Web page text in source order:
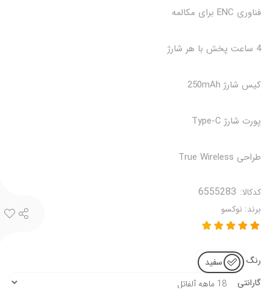
فناوری ENC برای مکالمه
4 ساعت پخش با هر شارژ
کیس شارژ 250mAh
پورت شارژ Type‑C
طراحی True Wireless
کدکالا:
برند: نوکسو
رنگ
سفید
گارانتی